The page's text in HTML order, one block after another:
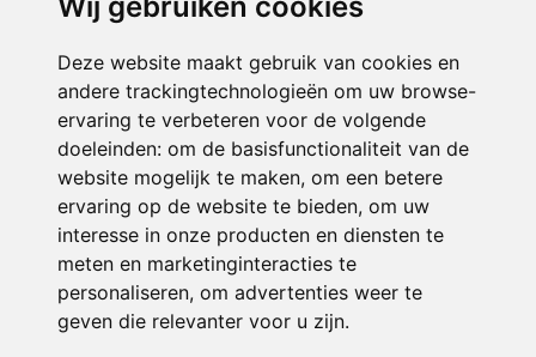
Deze website maakt gebruik van cookies en
andere trackingtechnologieën om uw browse-
ervaring te verbeteren voor de volgende
doeleinden: om de basisfunctionaliteit van de
website mogelijk te maken, om een betere
ervaring op de website te bieden, om uw
interesse in onze producten en diensten te
meten en marketinginteracties te
personaliseren, om advertenties weer te
geven die relevanter voor u zijn.
ONDERDEEL VAN
© 2026 De Regenboog | Alle rechten voorbehouden
Privacy policy|Disclaimer| Klachtenregeling|RSIN en Anbi
voorkeuren